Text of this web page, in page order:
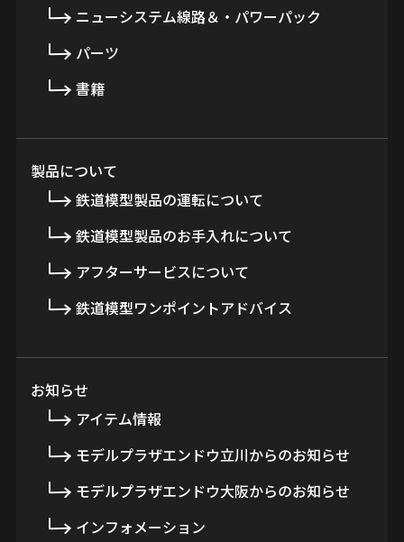
ニューシステム線路＆・パワーパック
パーツ
書籍
製品について
鉄道模型製品の運転について
鉄道模型製品のお手入れについて
アフターサービスについて
鉄道模型ワンポイントアドバイス
お知らせ
アイテム情報
モデルプラザエンドウ立川からのお知らせ
モデルプラザエンドウ大阪からのお知らせ
インフォメーション